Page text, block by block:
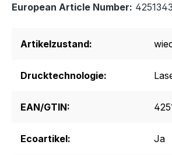
European Article Number:
Artikelzustand:
Drucktechnologie:
EAN/GTIN:
Ecoartikel: Ja